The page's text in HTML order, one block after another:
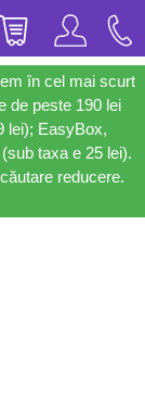
în cel mai scurt
de peste 190 lei
lei); EasyBox,
taxa e 25 lei).
reducere.